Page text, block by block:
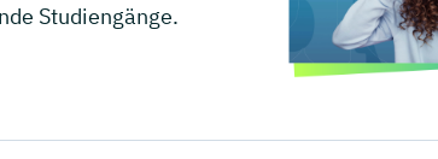
Studiengänge.